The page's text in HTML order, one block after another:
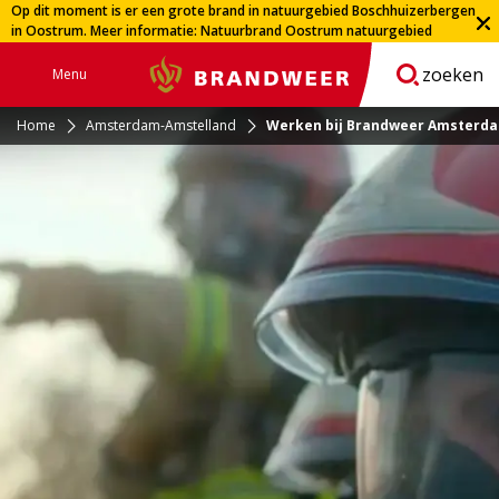
Op dit moment is er een grote brand in natuurgebied Boschhuizerbergen
in Oostrum. Meer informatie: Natuurbrand Oostrum natuurgebied
Menu
Brandweer zoeken
Home Amsterdam-Amstelland Werken bij Brandweer